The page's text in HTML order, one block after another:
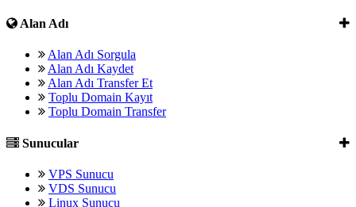
Alan Adı
Alan Adı Sorgula
Alan Adı Kaydet
Alan Adı Transfer Et
Toplu Domain Kayıt
Toplu Domain Transfer
Sunucular
VPS Sunucu
VDS Sunucu
Linux Sunucu